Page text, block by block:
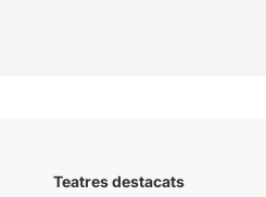
Teatres destacats